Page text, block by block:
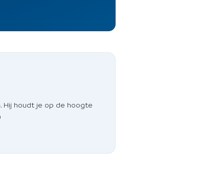
Hij houdt je op de hoogte